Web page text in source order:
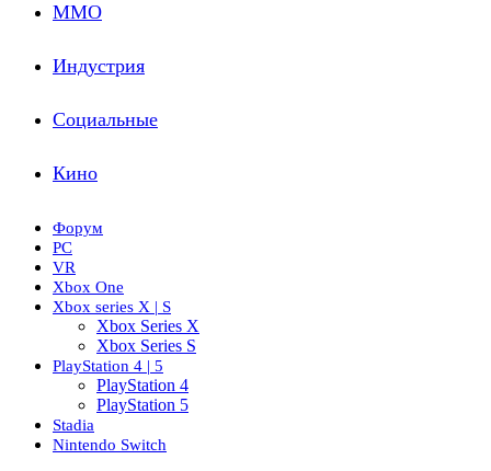
ММО
Индустрия
Социальные
Кино
Форум
PC
VR
Xbox One
Xbox series X | S
Xbox Series X
Xbox Series S
PlayStation 4 | 5
PlayStation 4
PlayStation 5
Stadia
Nintendo Switch